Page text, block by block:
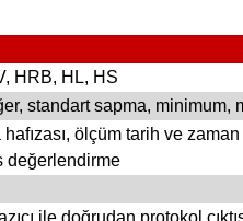
HRB, HL, HS
standart sapma, minimum,
ölçüm tarih ve
değerlendirme
ile doğrudan protokol